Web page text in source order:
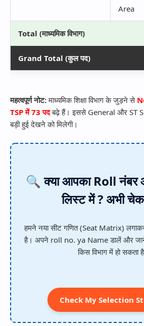
Area
Total (माध्यमिक विभाग)
Grand Total (कुल पद)
महत्वपूर्ण नोट:माध्यमिक शिक्षा विभाग के जुड़ने से
TSP में 73 पदबढ़े हैं। इससे General और ST
बड़ी हुई देखने को मिलेगी।
🔍 क्या आपका Roll नंबर
लिस्ट में ? अभी
हमने नया सीट गणित (Seat Matrix)
है। अपने roll no. ya Name डालें और
किस विभाग में हो सकता
Check My Selection